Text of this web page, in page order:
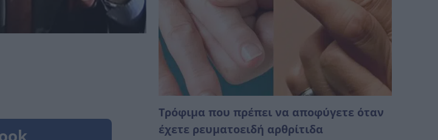
Τρόφιμα που πρέπει να αποφύγετε όταν
έχετε ρευματοειδή αρθρίτιδα